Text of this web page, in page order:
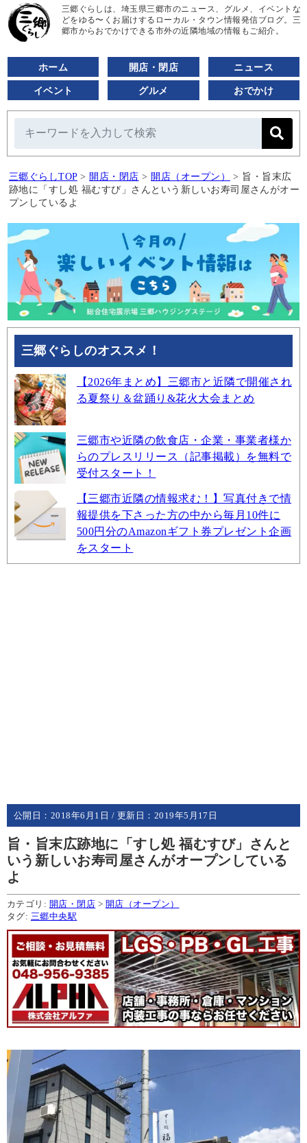
三郷ぐらしは、埼玉県三郷市のニュース、グルメ、イベントな
どをゆる〜くお届けするローカル・タウン情報発信ブログ。三
郷市からおでかけできる市外の近隣地域の情報もご紹介。
ホーム 開店・閉店 ニュース
イベント グルメ おでかけ
三郷ぐらしTOP > 開店・閉店 > 開店（オープン） > 旨・旨末広
跡地に「すし処 福むすび」さんという新しいお寿司屋さんがオー
プンしているよ
三郷ぐらしのオススメ！
【2026年まとめ】三郷市と近隣で開催され
る夏祭り＆盆踊り&花火大会まとめ
三郷市や近隣の飲食店・企業・事業者様か
らのプレスリリース（記事掲載）を無料で
受付スタート！
【三郷市近隣の情報求む！】写真付きで情
報提供を下さった方の中から毎月10件に
500円分のAmazonギフト券プレゼント企画
をスタート
公開日： 2018年6月1日 / 更新日： 2019年5月17日
旨・旨末広跡地に「すし処 福むすび」さんと
いう新しいお寿司屋さんがオープンしている
よ
カテゴリ: 開店・閉店 > 開店（オープン）
タグ: 三郷中央駅